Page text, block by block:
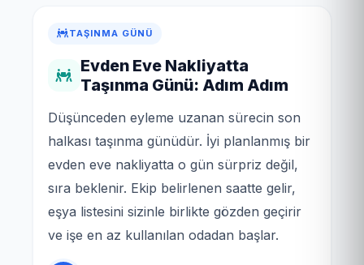
TAŞINMA GÜNÜ
Evden Eve Nakliyatta
Taşınma Günü: Adım Adım
Düşünceden eyleme uzanan sürecin son
halkası taşınma günüdür. İyi planlanmış bir
evden eve nakliyatta o gün sürpriz değil,
sıra beklenir. Ekip belirlenen saatte gelir,
eşya listesini sizinle birlikte gözden geçirir
ve işe en az kullanılan odadan başlar.